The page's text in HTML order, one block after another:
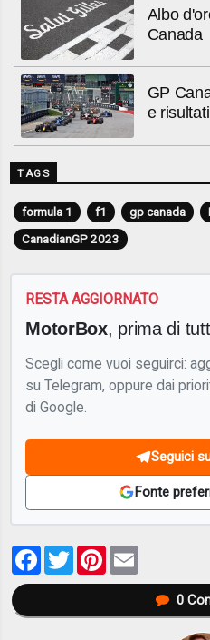
Albo
Canada
GP
e risultati
TAGS
formula 1 f1 gp canada
CanadianGP 2023
RESTA AGGIORNATO
MotorBox, prima di
Scegli come vuoi seguirci:
su Telegram, oppure dai
di Google.
Seguici
Fonte
Facebook
TwitterPinterest
0